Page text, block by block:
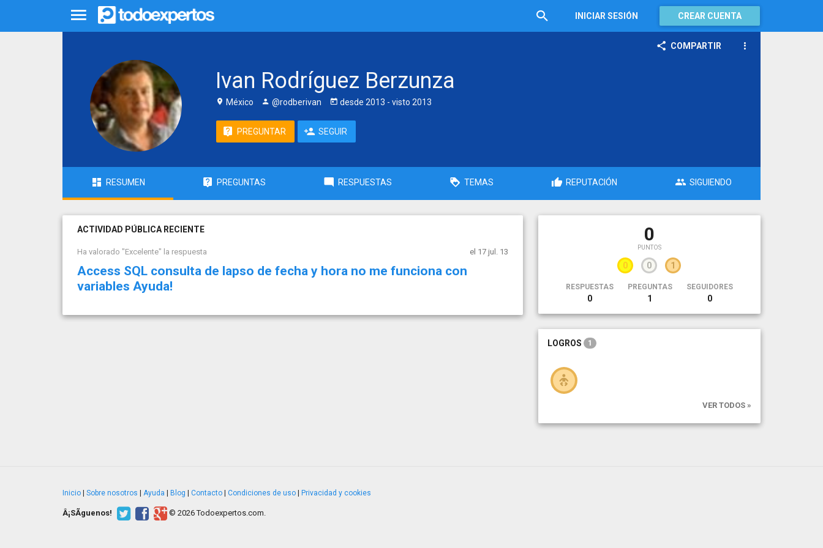
INICIAR SESIÓN CREAR CUENTA
COMPARTIR
Ivan Rodríguez Berzunza
México @rodberivan desde 2013 - visto 2013
PREGUNTAR SEGUIR
RESUMEN PREGUNTAS RESPUESTAS TEMAS REPUTACIÓN SIGUIENDO
ACTIVIDAD PÚBLICA RECIENTE
Ha valorado "Excelente" la respuesta el 17 jul. 13
Access SQL consulta de lapso de fecha y hora no me funciona con
variables Ayuda!
0
PUNTOS
0 0 1
RESPUESTAS
0
PREGUNTAS
1
SEGUIDORES
0
LOGROS 1
VER TODOS »
Inicio Sobre nosotros Ayuda Blog Contacto Condiciones de uso Privacidad y cookies
Â¡SÃ­guenos! © 2026 Todoexpertos.com.